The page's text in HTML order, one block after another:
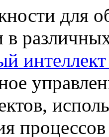
для
в
интеллект